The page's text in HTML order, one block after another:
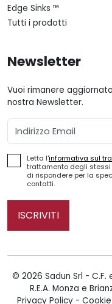
Edge Sinks ™
Tutti i prodotti
Newsletter
Vuoi rimanere
nostra Newsletter.
Email
Letta l'informativa sul
trattamento degli
di rispondere per la
contatti.
ISCRIVITI
© 2026 Sadun Srl - C.F.
R.E.A. Monza e
Privacy Policy -